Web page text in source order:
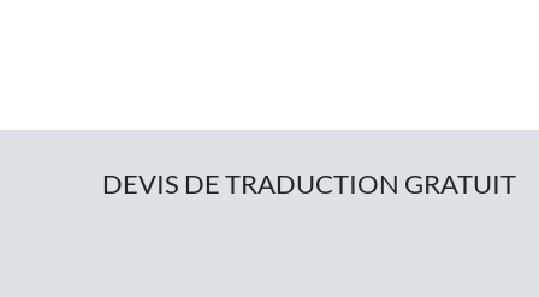
DEVIS DE TRADUCTION GRATUIT